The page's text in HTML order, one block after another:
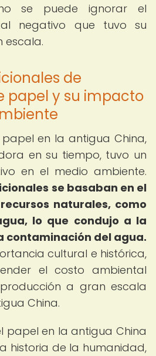
se puede ignorar el
negativo que tuvo su
escala.
de
papel y su impacto
en la antigua China,
en su tiempo, tuvo un
en el medio ambiente.
se basaban en el
naturales, como
lo que condujo a la
contaminación del agua.
cultural e histórica,
el costo ambiental
a gran escala
China.
papel en la antigua China
historia de la humanidad,